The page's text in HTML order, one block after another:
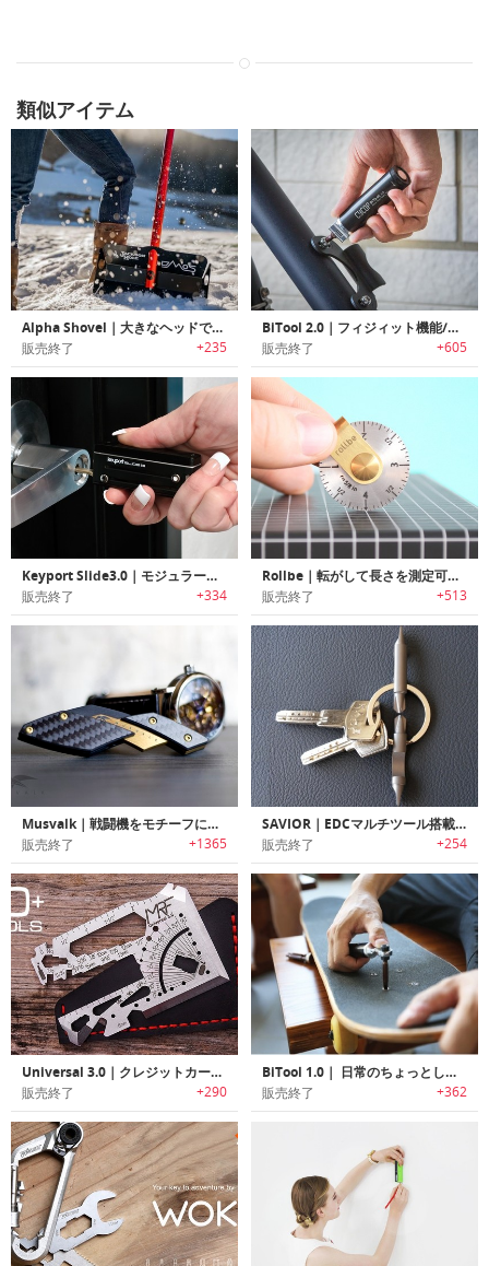
類似アイテム
Alpha Shovel｜大きなヘッドで効率的に雪かき可能な折り畳み式タフポータブルシャベル「アルファシャベル」
販売終了 +235
BiTool 2.0｜フィジィット機能/フラッシュライト付きキーホルダーサイズマルチツール「バイツール2.0」
販売終了 +605
Keyport Slide3.0｜モジュラー式マルチキーツール「キーポートスライド3.0」
販売終了 +334
Rollbe｜転がして長さを測定可能なポケットサイズメジャー「ローロービ」
販売終了 +513
Musvalk｜戦闘機をモチーフにデザインされた切れ味抜群の小型ナイフ「ムスバルク」
販売終了 +1365
SAVIOR｜EDCマルチツール搭載チタン製キーリング「セービアー」
販売終了 +254
Universal 3.0｜クレジットカードサイズEDCマルチツール「ユニバーサル3.0」
販売終了 +290
BiTool 1.0｜ 日常のちょっとした場面で大活躍するマルチ工具「バイツール」
販売終了 +362